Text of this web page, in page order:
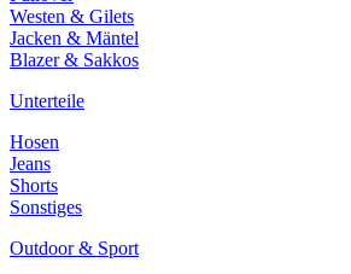
Westen & Gilets
Jacken & Mäntel
Blazer & Sakkos
Unterteile
Hosen
Jeans
Shorts
Sonstiges
Outdoor & Sport